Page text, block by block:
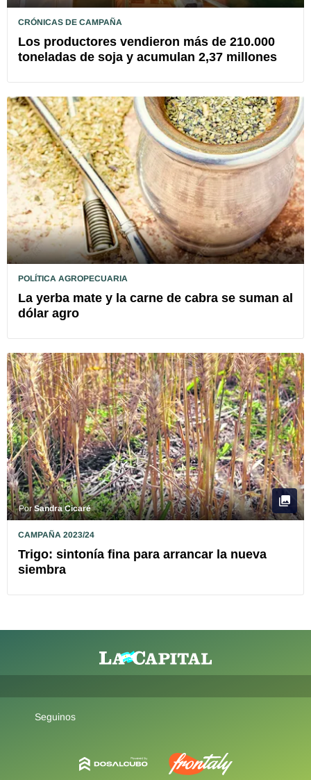
CRÓNICAS DE CAMPAÑA
Los productores vendieron más de 210.000
toneladas de soja y acumulan 2,37 millones
POLÍTICA AGROPECUARIA
La yerba mate y la carne de cabra se suman al
dólar agro
PorSandra Cicaré
CAMPAÑA 2023/24
Trigo: sintonía fina para arrancar la nueva
siembra
Seguinos